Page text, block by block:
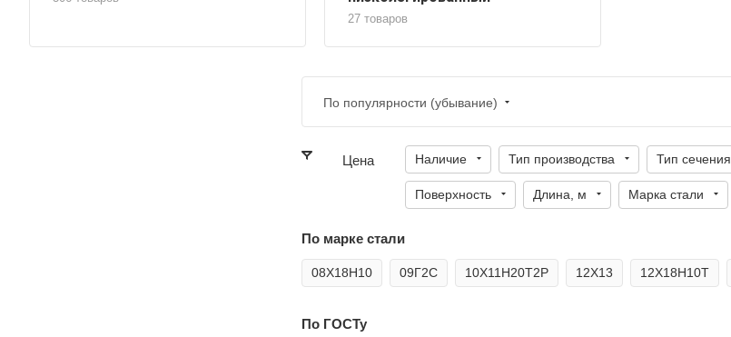
27 товаров
По популярности (убывание)
Цена Наличие Тип производства Тип сечения
Поверхность Длина, м Марка стали
По марке стали
08Х18Н10 09Г2С 10Х11Н20Т2Р 12Х13 12Х18Н10Т
По ГОСТу